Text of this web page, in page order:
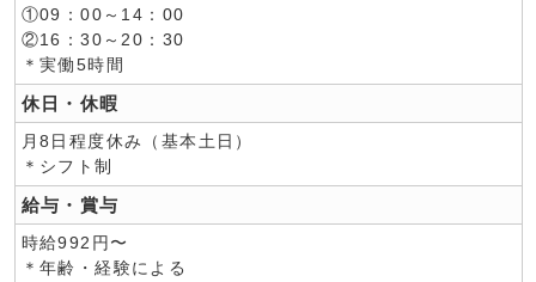
①09：00～14：00
②16：30～20：30
＊実働5時間
休日・休暇
月8日程度休み（基本土日）
＊シフト制
給与・賞与
時給992円〜
＊年齢・経験による